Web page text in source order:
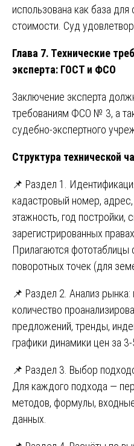
использована как база
стоимости. Суд
Глава 7. Технические
эксперта: ГОСТ и ФСО
Заключение эксперта
требованиям ФСО № 3, а
судебно-экспертного
Структура технической
📌 Раздел 1.
кадастровый номер,
этажность, год постройки,
зарегистрированных
Прилагаются фототаблицы
поворотных точек (для
📌 Раздел 2. Анализ
количество
предложений, тренды,
графики динамики цен за 3-
📌 Раздел 3. Выбор
Для каждого подхода —
методов, формулы,
данных.